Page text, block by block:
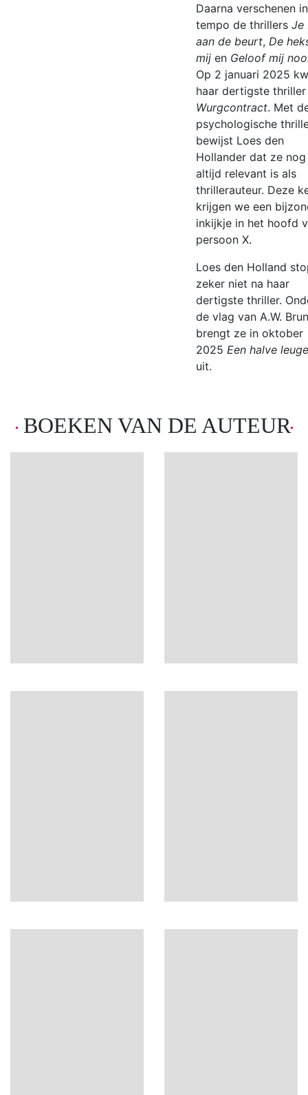
Daarna verschenen
tempo de thrillers Je
aan de beurt, De
mij en Geloof mij
Op 2 januari 2025
haar dertigste
Wurgcontract. Met
psychologische
bewijst Loes den
Hollander dat ze nog
altijd relevant is als
thrillerauteur. Deze
krijgen we een
inkijkje in het hoofd
persoon X.
Loes den Holland
zeker niet na haar
dertigste thriller.
de vlag van A.W.
brengt ze in oktober
2025 Een halve
uit.
BOEKEN VAN DE AUTEUR